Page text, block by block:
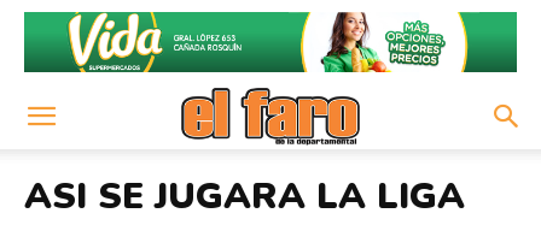
ASI SE JUGARA LA LIGA